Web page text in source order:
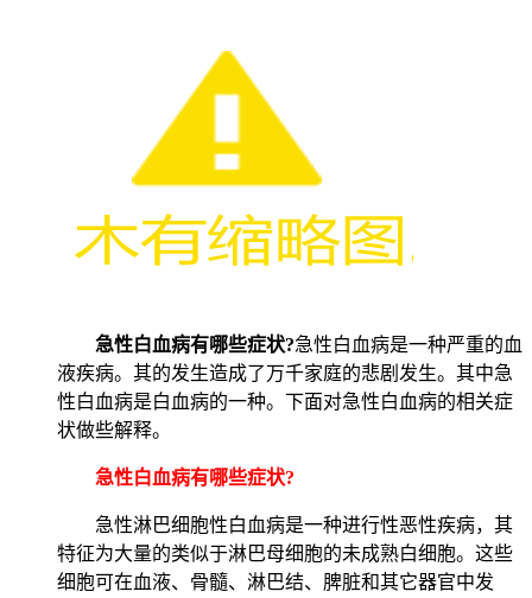
急性白血病有哪些症状?急性白血病是一种严重的血
液疾病。其的发生造成了万千家庭的悲剧发生。其中急
性白血病是白血病的一种。下面对急性白血病的相关症
状做些解释。
急性白血病有哪些症状?
急性淋巴细胞性白血病是一种进行性恶性疾病，其
特征为大量的类似于淋巴母细胞的未成熟白细胞。这些
细胞可在血液、骨髓、淋巴结、脾脏和其它器官中发